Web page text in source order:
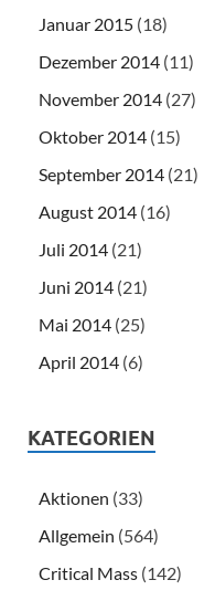
Januar 2015 (18)
Dezember 2014 (11)
November 2014 (27)
Oktober 2014 (15)
September 2014 (21)
August 2014 (16)
Juli 2014 (21)
Juni 2014 (21)
Mai 2014 (25)
April 2014 (6)
KATEGORIEN
Aktionen (33)
Allgemein (564)
Critical Mass (142)